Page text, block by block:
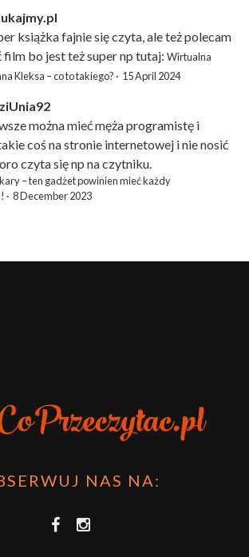
książka fajnie się czyta, ale też polecam
film bo jest też super np tutaj: Wirtualna
Kleksa – co to takiego? · 15 April 2024
można mieć męża programistę i
coś na stronie internetowej i nie nosić
czyta się np na czytniku.
– ten gadżet powinien mieć każdy
· 8 December 2023
NAS NA: